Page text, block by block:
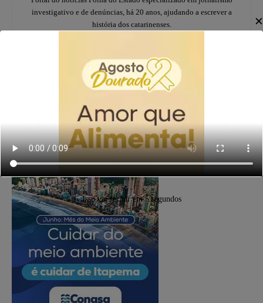
investigativo e de denúncias, há 20 anos, ajudando a escrever a
história dos catarinenses.
Facebook X WhatsApp
PUBLICIDADE
✕
Isso vai fechar em4segundos